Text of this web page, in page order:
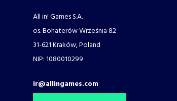
All in! Games S.A.
os. Bohaterów Września 82
31-621 Kraków, Poland
NIP: 1080010299
ir@allingames.com